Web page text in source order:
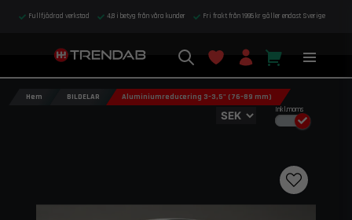
Fullfjädrad verkstad 4,8 i betyg från våra kunder Fri frakt från 1995 kr gäller endast Sverige
Inkl.moms
Hem BILDELAR Aluminiumreducering 3–3,5" (76–89 mm)